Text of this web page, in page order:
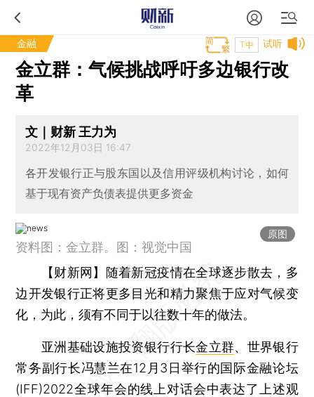
金融 试听
T中
金立群：气候挑战呼吁多边银行改
革
文｜财新 王力为
2022年12月03日 16:47
各开发银行正与股东国以及信用评级机构讨论，如何
基于现有资产负债表提供更多资金
原图
资料图：金立群。图：视觉中国
【财新网】 随着新冠疫情在全球逐步散去，多
边开发银行正将更多目光和精力聚焦于应对气候变
化，为此，须有不同于以往数十年的做法。
亚洲基础设施投资银行行长金立群、世界银行
常务副行长冯慧兰在12月3日举行的国际金融论坛
(IFF)2022全球年会的线上对话会中表达了上述观